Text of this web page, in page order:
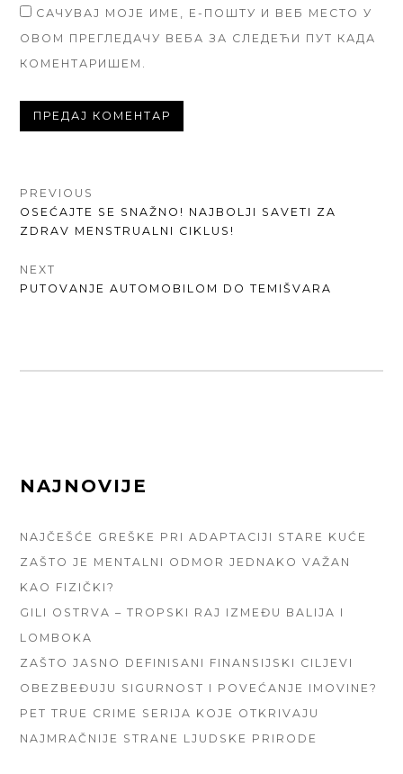
САЧУВАЈ МОЈЕ ИМЕ, Е-ПОШТУ И ВЕБ МЕСТО У
ОВОМ ПРЕГЛЕДАЧУ ВЕБА ЗА СЛЕДЕЋИ ПУТ КАДА
КОМЕНТАРИШЕМ.
КРЕТАЊЕ
ЧЛАНКА
PREVIOUS
PREVIOUS
POST:
OSEĆAJTE SE SNAŽNO! NAJBOLJI SAVETI ZA
ZDRAV MENSTRUALNI CIKLUS!
NEXT
NEXT
PUTOVANJE AUTOMOBILOM DO TEMIŠVARA
FOOTER
NAJNOVIJE
NAJČEŠĆE GREŠKE PRI ADAPTACIJI STARE KUĆE
ZAŠTO JE MENTALNI ODMOR JEDNAKO VAŽAN
KAO FIZIČKI?
GILI OSTRVA – TROPSKI RAJ IZMEĐU BALIJA I
LOMBOKA
ZAŠTO JASNO DEFINISANI FINANSIJSKI CILJEVI
OBEZBEĐUJU SIGURNOST I POVEĆANJE IMOVINE?
PET TRUE CRIME SERIJA KOJE OTKRIVAJU
NAJMRAČNIJE STRANE LJUDSKE PRIRODE